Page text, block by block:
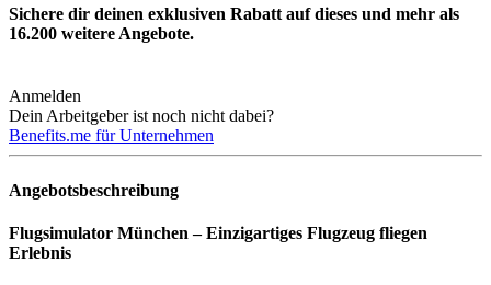
Sichere dir deinen exklusiven Rabatt auf dieses und mehr als
16.200 weitere Angebote.
Anmelden
Dein Arbeitgeber ist noch nicht dabei?
Benefits.me für Unternehmen
Angebotsbeschreibung
Flugsimulator München – Einzigartiges Flugzeug fliegen
Erlebnis